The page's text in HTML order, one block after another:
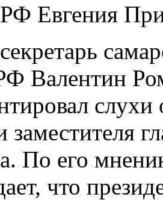
Евгения
Валентин
слухи
заместителя
По его
что